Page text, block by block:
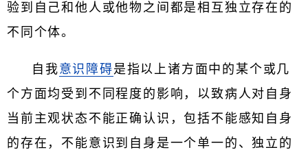
验到自己和他人或他物之间都是相互独立存在的
不同个体。
自我意识障碍是指以上诸方面中的某个或几
个方面均受到不同程度的影响，以致病人对自身
当前主观状态不能正确认识，包括不能感知自身
的存在，不能意识到自身是一个单一的、独立的